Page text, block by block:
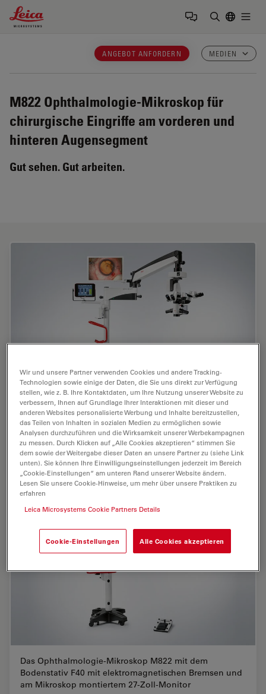
Leica Microsystems Logo
ANGEBOT ANFORDERN MEDIEN
M822 Ophthalmologie-Mikroskop für
chirurgische Eingriffe am vorderen und
hinteren Augensegment
Gut sehen. Gut arbeiten.
Das Ophthalmologie-Mikroskop M822 mit dem
Bodenstativ F20 mit mechanischen Reibungsbremsen
und am Mikroskop montiertem 24-Zoll-Monitor
Das Ophthalmologie-Mikroskop M822 mit dem
Bodenstativ F40 mit elektromagnetischen Bremsen und
am Mikroskop montiertem 27-Zoll-Monitor
Wir und unsere Partner verwenden Cookies und andere Tracking-
Technologien sowie einige der Daten, die Sie uns direkt zur Verfügung
stellen, wie z. B. Ihre Kontaktdaten, um Ihre Nutzung unserer Website zu
verbessern, Ihnen auf Grundlage Ihrer Interaktionen mit dieser und
anderen Websites personalisierte Werbung und Inhalte bereitzustellen,
das Teilen von Inhalten in sozialen Medien zu ermöglichen sowie
Analysen durchzuführen und die Wirksamkeit unserer Werbekampagnen
zu messen. Durch Klicken auf „Alle Cookies akzeptieren“ stimmen Sie
dem sowie der Weitergabe dieser Daten an unsere Partner zu (siehe Link
unten). Sie können Ihre Einwilligungseinstellungen jederzeit im Bereich
„Cookie-Einstellungen“ am unteren Rand unserer Website ändern.
Lesen Sie unsere Cookie-Hinweise, um mehr über unsere Praktiken zu
erfahren
Leica Microsystems Cookie Partners Details
Cookie-Einstellungen Alle Cookies akzeptieren